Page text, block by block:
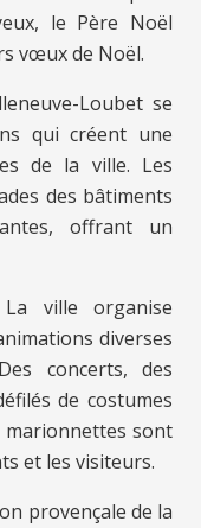
le Père Noël
vœux de Noël.
Loubet se
qui créent une
de la ville. Les
des bâtiments
offrant un
ville organise
diverses
concerts, des
de costumes
marionnettes sont
et les visiteurs.
provençale de la